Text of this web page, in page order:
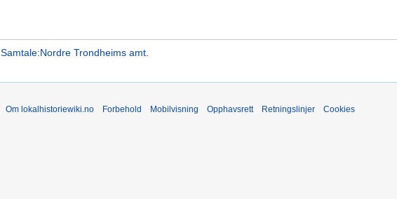
Samtale:Nordre Trondheims amt.
Om lokalhistoriewiki.no Forbehold Mobilvisning Opphavsrett Retningslinjer Cookies